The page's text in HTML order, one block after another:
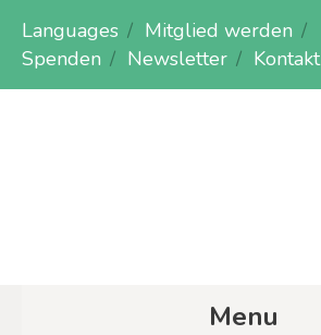
Languages
Mitglied werden
Spenden
Newsletter Kontakt
Menu